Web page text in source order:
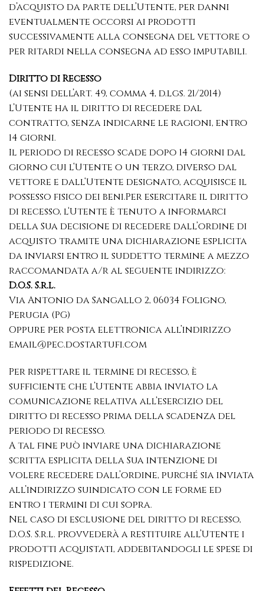
d’acquisto da parte dell’Utente, per danni
eventualmente occorsi ai prodotti
successivamente alla consegna del vettore o
per ritardi nella consegna ad esso imputabili.
Diritto di Recesso
(ai sensi dell’art. 49, comma 4, d.lgs. 21/2014)
L’Utente ha il diritto di recedere dal
contratto, senza indicarne le ragioni, entro
14 giorni.
Il periodo di recesso scade dopo 14 giorni dal
giorno cui l‘Utente o un terzo, diverso dal
vettore e dall‘Utente designato, acquisisce il
possesso fisico dei beni.Per esercitare il diritto
di recesso, l‘Utente è tenuto a informarci
della Sua decisione di recedere dall’ordine di
acquisto tramite una dichiarazione esplicita
da inviarsi entro il suddetto termine a mezzo
raccomandata a/r al seguente indirizzo:
D.O.S. S.r.l.
Via Antonio da Sangallo 2, 06034 Foligno,
Perugia (PG)
Oppure per posta elettronica all’indirizzo
email@pec.dostartufi.com
Per rispettare il termine di recesso, è
sufficiente che l’Utente abbia inviato la
comunicazione relativa all’esercizio del
diritto di recesso prima della scadenza del
periodo di recesso.
A tal fine può inviare una dichiarazione
scritta esplicita della Sua intenzione di
volere recedere dall’ordine, purché sia inviata
all’indirizzo suindicato con le forme ed
entro i termini di cui sopra.
Nel caso di esclusione del diritto di recesso,
D.O.S. S.r.l. provvederà a restituire all’Utente i
prodotti acquistati, addebitandogli le spese di
rispedizione.